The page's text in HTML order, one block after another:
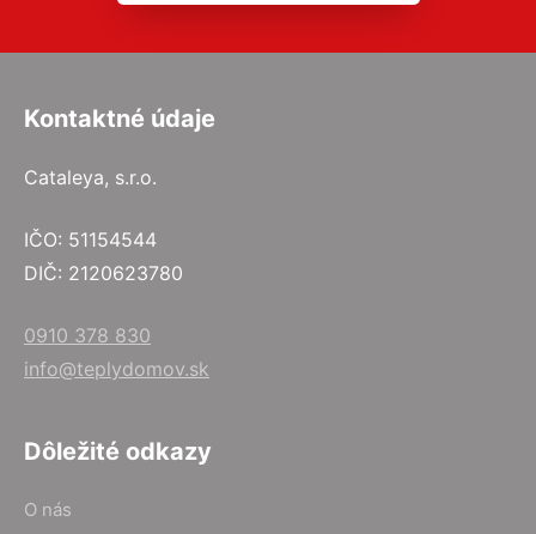
Kontaktné údaje
Cataleya, s.r.o.
IČO: 51154544
DIČ: 2120623780
0910 378 830
info@teplydomov.sk
Dôležité odkazy
O nás